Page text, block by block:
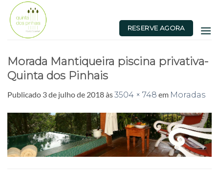
Skip
content
RESERVE AGORA
Morada Mantiqueira piscina privativa-
Quinta dos Pinhais
Publicado 3 de julho de 2018às3504 × 748 em Moradas